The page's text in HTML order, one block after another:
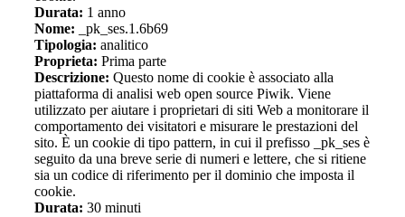
Durata: 1 anno
Nome: _pk_ses.1.6b69
Tipologia: analitico
Proprieta: Prima parte
Descrizione: Questo nome di cookie è associato alla
piattaforma di analisi web open source Piwik. Viene
utilizzato per aiutare i proprietari di siti Web a monitorare il
comportamento dei visitatori e misurare le prestazioni del
sito. È un cookie di tipo pattern, in cui il prefisso _pk_ses è
seguito da una breve serie di numeri e lettere, che si ritiene
sia un codice di riferimento per il dominio che imposta il
cookie.
Durata: 30 minuti